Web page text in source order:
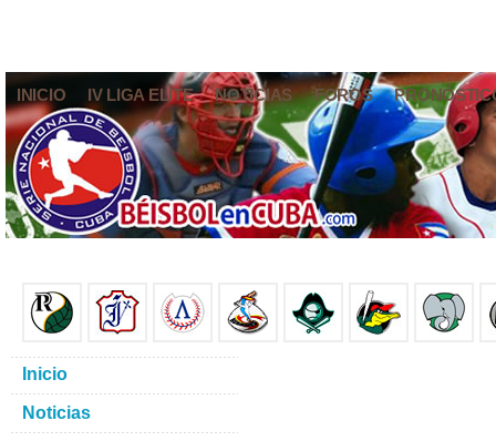
INICIO IV LIGA ELITE NOTICIAS FOROS
Inicio
Noticias